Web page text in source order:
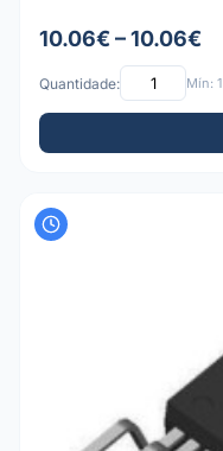
10.06€ – 10.06€
Quantidade: Mín: 1